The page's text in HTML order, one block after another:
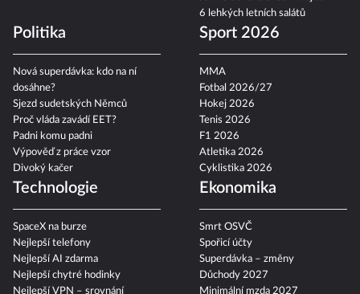
6 lehkých letních salátů
Politika
Nová superdávka: kdo na ní
dosáhne?
Sjezd sudetských Němců
Proč vláda zavádí EET?
Padni komu padni
Výpověď z práce vzor
Divoký kačer
Sport 2026
MMA
Fotbal 2026/27
Hokej 2026
Tenis 2026
F1 2026
Atletika 2026
Cyklistika 2026
Technologie
SpaceX na burze
Nejlepší telefony
Nejlepší AI zdarma
Nejlepší chytré hodinky
Nejlepší VPN – srovnání
Ekonomika
Smrt OSVČ
Spořicí účty
Superdávka – změny
Důchody 2027
Minimální mzda 2027